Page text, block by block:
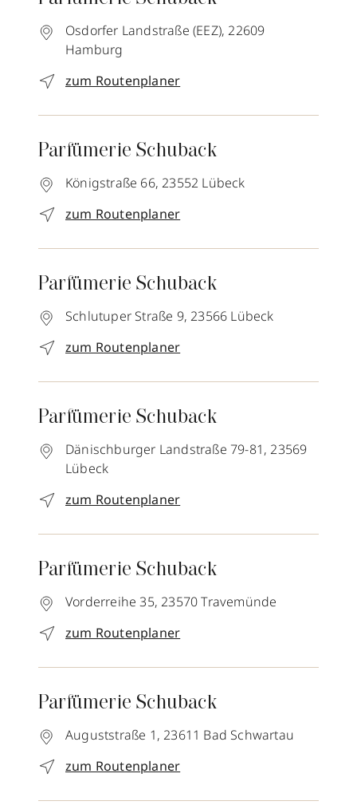
Osdorfer Landstraße (EEZ), 22609
Hamburg
zum Routenplaner
Parfümerie Schuback
Königstraße 66, 23552 Lübeck
zum Routenplaner
Parfümerie Schuback
Schlutuper Straße 9, 23566 Lübeck
zum Routenplaner
Parfümerie Schuback
Dänischburger Landstraße 79-81, 23569
Lübeck
zum Routenplaner
Parfümerie Schuback
Vorderreihe 35, 23570 Travemünde
zum Routenplaner
Parfümerie Schuback
Auguststraße 1, 23611 Bad Schwartau
zum Routenplaner